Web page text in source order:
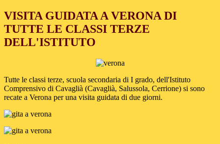
VISITA GUIDATA A VERONA DI
TUTTE LE CLASSI TERZE
DELL'ISTITUTO
Tutte le classi terze, scuola secondaria di I grado, dell'Istituto
Comprensivo di Cavaglià (Cavaglià, Salussola, Cerrione) si sono
recate a Verona per una visita guidata di due giorni.